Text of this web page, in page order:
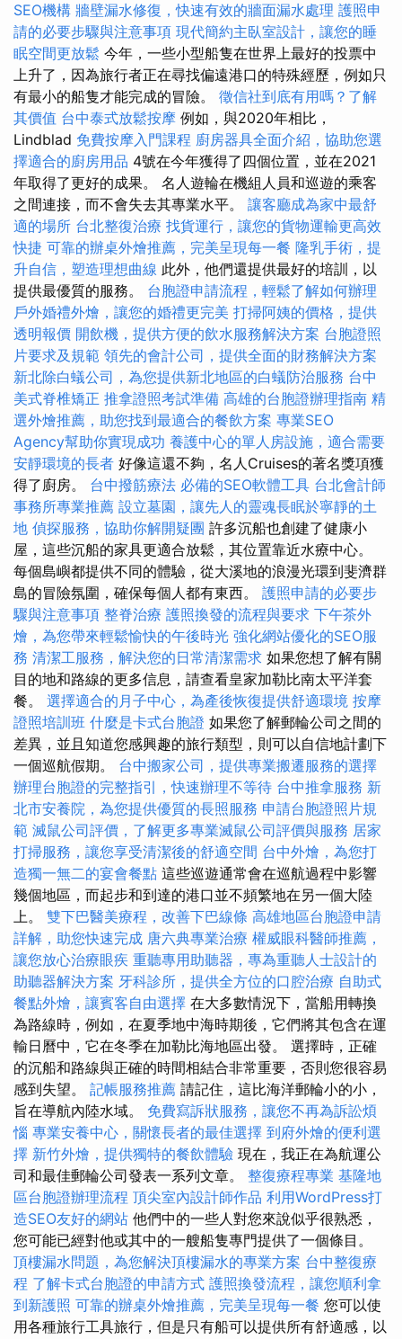
SEO機構 牆壁漏水修復，快速有效的牆面漏水處理 護照申
請的必要步驟與注意事項 現代簡約主臥室設計，讓您的睡
眠空間更放鬆 今年，一些小型船隻在世界上最好的投票中
上升了，因為旅行者正在尋找偏遠港口的特殊經歷，例如只
有最小的船隻才能完成的冒險。 徵信社到底有用嗎？了解
其價值 台中泰式放鬆按摩 例如，與2020年相比，
Lindblad 免費按摩入門課程 廚房器具全面介紹，協助您選
擇適合的廚房用品 4號在今年獲得了四個位置，並在2021
年取得了更好的成果。 名人遊輪在機組人員和巡遊的乘客
之間連接，而不會失去其專業水平。 讓客廳成為家中最舒
適的場所 台北整復治療 找貨運行，讓您的貨物運輸更高效
快捷 可靠的辦桌外燴推薦，完美呈現每一餐 隆乳手術，提
升自信，塑造理想曲線 此外，他們還提供最好的培訓，以
提供最優質的服務。 台胞證申請流程，輕鬆了解如何辦理
戶外婚禮外燴，讓您的婚禮更完美 打掃阿姨的價格，提供
透明報價 開飲機，提供方便的飲水服務解決方案 台胞證照
片要求及規範 領先的會計公司，提供全面的財務解決方案
新北除白蟻公司，為您提供新北地區的白蟻防治服務 台中
美式脊椎矯正 推拿證照考試準備 高雄的台胞證辦理指南 精
選外燴推薦，助您找到最適合的餐飲方案 專業SEO
Agency幫助你實現成功 養護中心的單人房設施，適合需要
安靜環境的長者 好像這還不夠，名人Cruises的著名獎項獲
得了廚房。 台中撥筋療法 必備的SEO軟體工具 台北會計師
事務所專業推薦 設立墓園，讓先人的靈魂長眠於寧靜的土
地 偵探服務，協助你解開疑團 許多沉船也創建了健康小
屋，這些沉船的家具更適合放鬆，其位置靠近水療中心。
每個島嶼都提供不同的體驗，從大溪地的浪漫光環到斐濟群
島的冒險氛圍，確保每個人都有東西。 護照申請的必要步
驟與注意事項 整脊治療 護照換發的流程與要求 下午茶外
燴，為您帶來輕鬆愉快的午後時光 強化網站優化的SEO服
務 清潔工服務，解決您的日常清潔需求 如果您想了解有關
目的地和路線的更多信息，請查看皇家加勒比南太平洋套
餐。 選擇適合的月子中心，為產後恢復提供舒適環境 按摩
證照培訓班 什麼是卡式台胞證 如果您了解郵輪公司之間的
差異，並且知道您感興趣的旅行類型，則可以自信地計劃下
一個巡航假期。 台中搬家公司，提供專業搬遷服務的選擇
辦理台胞證的完整指引，快速辦理不等待 台中推拿服務 新
北市安養院，為您提供優質的長照服務 申請台胞證照片規
範 滅鼠公司評價，了解更多專業滅鼠公司評價與服務 居家
打掃服務，讓您享受清潔後的舒適空間 台中外燴，為您打
造獨一無二的宴會餐點 這些巡遊通常會在巡航過程中影響
幾個地區，而起步和到達的港口並不頻繁地在另一個大陸
上。 雙下巴醫美療程，改善下巴線條 高雄地區台胞證申請
詳解，助您快速完成 唐六典專業治療 權威眼科醫師推薦，
讓您放心治療眼疾 重聽專用助聽器，專為重聽人士設計的
助聽器解決方案 牙科診所，提供全方位的口腔治療 自助式
餐點外燴，讓賓客自由選擇 在大多數情況下，當船用轉換
為路線時，例如，在夏季地中海時期後，它們將其包含在運
輸日曆中，它在冬季在加勒比海地區出發。 選擇時，正確
的沉船和路線與正確的時間相結合非常重要，否則您很容易
感到失望。 記帳服務推薦 請記住，這比海洋郵輪小的小，
旨在導航內陸水域。 免費寫訴狀服務，讓您不再為訴訟煩
惱 專業安養中心，關懷長者的最佳選擇 到府外燴的便利選
擇 新竹外燴，提供獨特的餐飲體驗 現在，我正在為航運公
司和最佳郵輪公司發表一系列文章。 整復療程專業 基隆地
區台胞證辦理流程 頂尖室內設計師作品 利用WordPress打
造SEO友好的網站 他們中的一些人對您來說似乎很熟悉，
您可能已經對他或其中的一艘船隻專門提供了一個條目。
頂樓漏水問題，為您解決頂樓漏水的專業方案 台中整復療
程 了解卡式台胞證的申請方式 護照換發流程，讓您順利拿
到新護照 可靠的辦桌外燴推薦，完美呈現每一餐 您可以使
用各種旅行工具旅行，但是只有船可以提供所有舒適感，以